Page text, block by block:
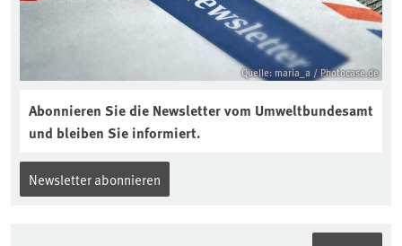
Quelle: maria_a / Photocase.de
Abonnieren Sie die Newsletter vom Umweltbundesamt
und bleiben Sie informiert.
Newsletter abonnieren